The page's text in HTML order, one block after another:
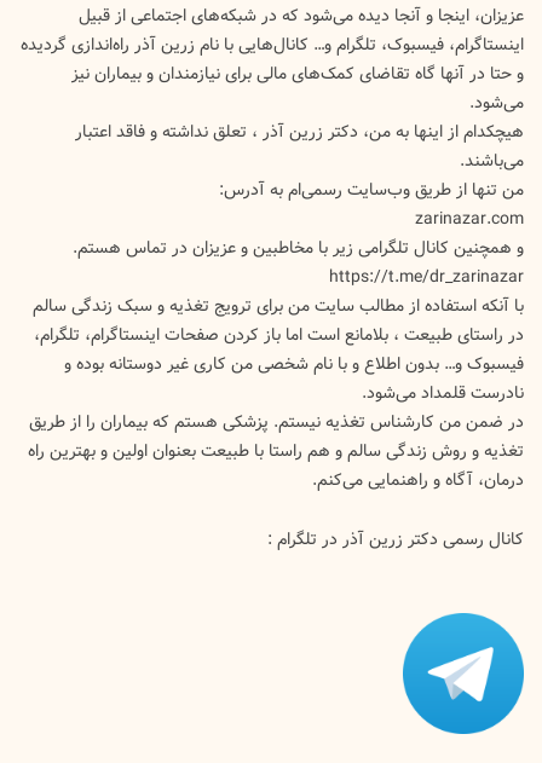
عزیزان، اینجا و آنجا دیده می‌شود که در شبکه‌های اجتماعی از قبیل
اینستاگرام، فیسبوک، تلگرام و… کانال‌هایی با نام زرین آذر راه‌اندازی گردیده
و حتا در آنها گاه تقاضای کمک‌های مالی برای نیازمندان و بیماران نیز
می‌شود.
هیچکدام از اینها به من، دکتر زرین آذر ، تعلق نداشته و فاقد اعتبار
می‌باشند.
من تنها از طریق وب‌سایت رسمی‌ام به آدرس:
zarinazar.com
و همچنین کانال تلگرامی زیر با مخاطبین و عزیزان در تماس هستم.
https://t.me/dr_zarinazar
با آنکه استفاده از مطالب سایت من برای ترویج تغذیه و سبک زندگی سالم
در راستای طبیعت ، بلامانع است اما باز کردن صفحات اینستاگرام، تلگرام،
فیسبوک و… بدون اطلاع و با نام شخصی من کاری غیر دوستانه بوده و
نادرست قلمداد می‌شود.
در ضمن من کارشناس تغذیه نیستم. پزشکی هستم که بیماران را از طریق
تغذیه و روش زندگی سالم و هم راستا با طبیعت بعنوان اولین و بهترین راه
درمان، آگاه و راهنمایی می‌کنم.
کانال رسمی دکتر زرین آذر در تلگرام :